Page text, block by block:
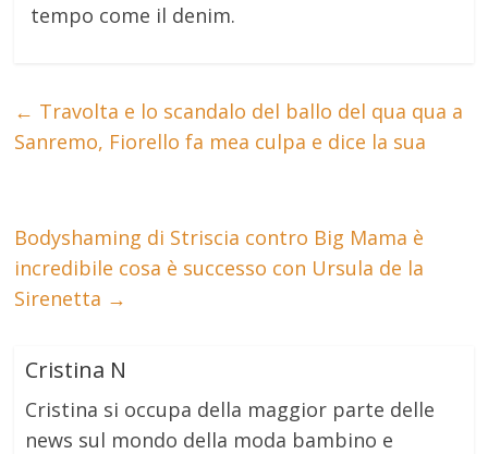
tempo come il denim.
← Travolta e lo scandalo del ballo del qua qua a
Sanremo, Fiorello fa mea culpa e dice la sua
Bodyshaming di Striscia contro Big Mama è
incredibile cosa è successo con Ursula de la
Sirenetta →
Cristina N
Cristina si occupa della maggior parte delle
news sul mondo della moda bambino e